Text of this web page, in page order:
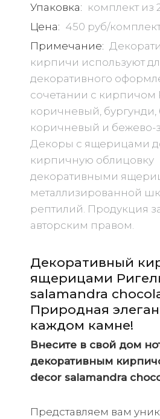
Упаковка: комплект из
Цена: 450 руб/
Примечание:
кирпичи используют
декоративного
сочетании с кирпичом
коричневый,
коричневый и бежево-
Декоры с ящерицами
кирпичную облицовку
декоративными
металлизированной
рептилий. Продукция
авторским правом.
Декоративный
ящерицами
salamandra
Природная
каждом камне!
Внесите в свой дом
декоративным
decor salamandra
Представляем вам